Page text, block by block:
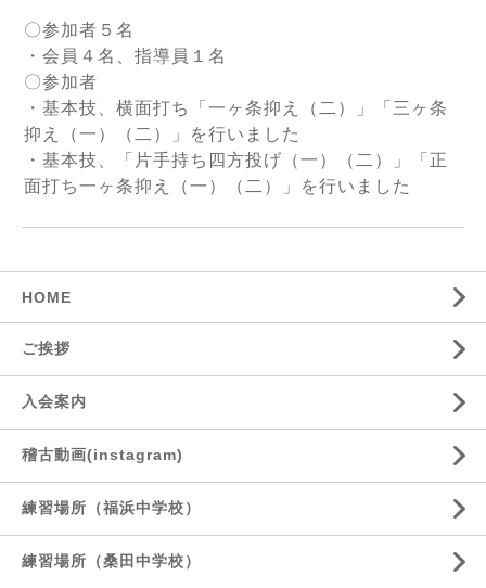
〇参加者５名
・会員４名、指導員１名
〇参加者
・基本技、横面打ち「一ヶ条抑え（二）」「三ヶ条
抑え（一）（二）」を行いました
・基本技、「片手持ち四方投げ（一）（二）」「正
面打ち一ヶ条抑え（一）（二）」を行いました
HOME
ご挨拶
入会案内
稽古動画(instagram)
練習場所（福浜中学校）
練習場所（桑田中学校）